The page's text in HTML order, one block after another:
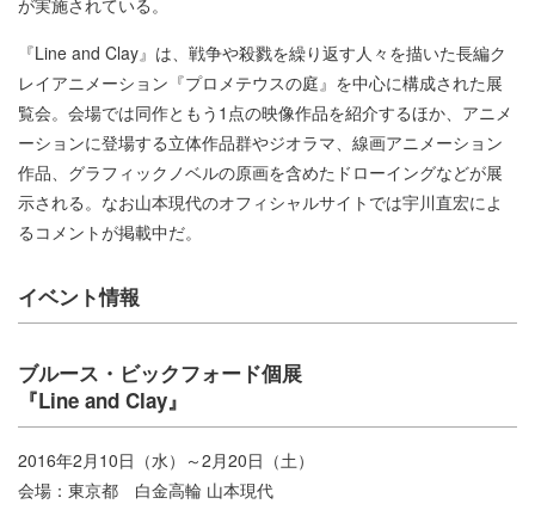
が実施されている。
『Line and Clay』は、戦争や殺戮を繰り返す人々を描いた長編ク
レイアニメーション『プロメテウスの庭』を中心に構成された展
覧会。会場では同作ともう1点の映像作品を紹介するほか、アニメ
ーションに登場する立体作品群やジオラマ、線画アニメーション
作品、グラフィックノベルの原画を含めたドローイングなどが展
示される。なお山本現代のオフィシャルサイトでは宇川直宏によ
るコメントが掲載中だ。
イベント情報
ブルース・ビックフォード個展
『Line and Clay』
2016年2月10日（水）～2月20日（土）
会場：東京都 白金高輪 山本現代